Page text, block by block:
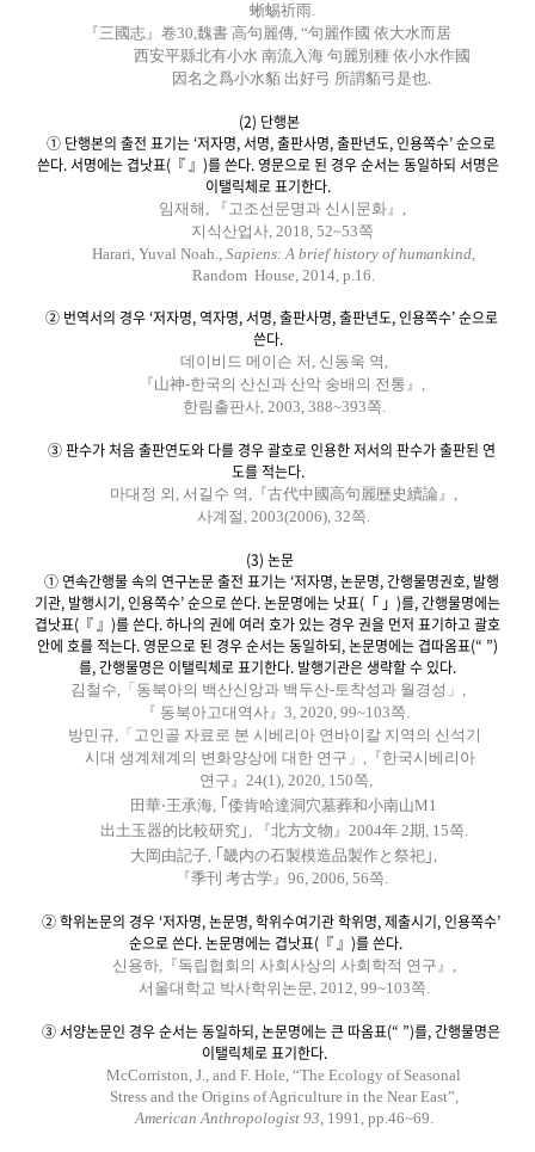
蜥蜴祈雨.
『三國志』卷30,魏書 高句麗傳, “句麗作國 依大水而居
西安平縣北有小水 南流入海 句麗別種 依小水作國
因名之爲小水貊 出好弓 所謂貊弓是也.
(2) 단행본
① 단행본의 출전 표기는 ‘저자명, 서명, 출판사명, 출판년도, 인용쪽수’ 순으로
쓴다. 서명에는 겹낫표(『 』)를 쓴다. 영문으로 된 경우 순서는 동일하되 서명은
이탤릭체로 표기한다.
임재해, 『고조선문명과 신시문화』,
지식산업사, 2018, 52~53쪽
Harari, Yuval Noah., Sapiens: A brief history of humankind,
Random House, 2014, p.16.
② 번역서의 경우 ‘저자명, 역자명, 서명, 출판사명, 출판년도, 인용쪽수’ 순으로
쓴다.
데이비드 메이슨 저, 신동욱 역,
『山神-한국의 산신과 산악 숭배의 전통』,
한림출판사, 2003, 388~393쪽.
③ 판수가 처음 출판연도와 다를 경우 괄호로 인용한 저서의 판수가 출판된 연
도를 적는다.
마대정 외, 서길수 역,『古代中國高句麗歷史續論』,
사계절, 2003(2006), 32쪽.
(3) 논문
① 연속간행물 속의 연구논문 출전 표기는 ‘저자명, 논문명, 간행물명권호, 발행
기관, 발행시기, 인용쪽수’ 순으로 쓴다. 논문명에는 낫표(「 」)를, 간행물명에는
겹낫표(『 』)를 쓴다. 하나의 권에 여러 호가 있는 경우 권을 먼저 표기하고 괄호
안에 호를 적는다. 영문으로 된 경우 순서는 동일하되, 논문명에는 겹따옴표(“ ”)
를, 간행물명은 이탤릭체로 표기한다. 발행기관은 생략할 수 있다.
김철수,「동북아의 백산신앙과 백두산-토착성과 월경성」,
『 동북아고대역사』3, 2020, 99~103쪽.
방민규,「고인골 자료로 본 시베리아 연바이칼 지역의 신석기
시대 생계체계의 변화양상에 대한 연구」,『한국시베리아
연구』24(1), 2020, 150쪽,
田華⋅王承海, ｢倭肯哈達洞穴墓葬和小南山M1
出土玉器的比較研究｣, 『北方文物』2004年 2期, 15쪽.
大岡由記子, ｢畿内の石製模造品製作と祭祀｣,
『季刊 考古学』96, 2006, 56쪽.
② 학위논문의 경우 ‘저자명, 논문명, 학위수여기관 학위명, 제출시기, 인용쪽수’
순으로 쓴다. 논문명에는 겹낫표(『 』)를 쓴다.
신용하,『독립협회의 사회사상의 사회학적 연구』,
서울대학교 박사학위논문, 2012, 99~103쪽.
③ 서양논문인 경우 순서는 동일하되, 논문명에는 큰 따옴표(“ ”)를, 간행물명은
이탤릭체로 표기한다.
McCorriston, J., and F. Hole, “The Ecology of Seasonal
Stress and the Origins of Agriculture in the Near East”,
American Anthropologist 93,1991, pp.46~69.